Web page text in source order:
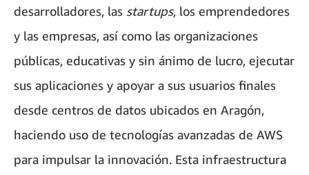
desarrolladores, las startups, los emprendedores
y las empresas, así como las organizaciones
públicas, educativas y sin ánimo de lucro, ejecutar
sus aplicaciones y apoyar a sus usuarios finales
desde centros de datos ubicados en Aragón,
haciendo uso de tecnologías avanzadas de AWS
para impulsar la innovación. Esta infraestructura